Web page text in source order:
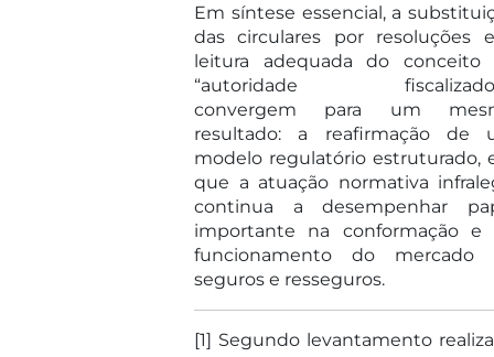
Em síntese essencial, a
das circulares por resoluções
leitura adequada do conceito
“autoridade
convergem para um
resultado: a reafirmação de
modelo regulatório estruturado,
que a atuação normativa
continua a desempenhar
importante na conformação e
funcionamento do mercado
seguros e resseguros.
[1] Segundo levantamento